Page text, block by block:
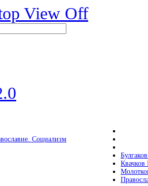
View Off
Социализм